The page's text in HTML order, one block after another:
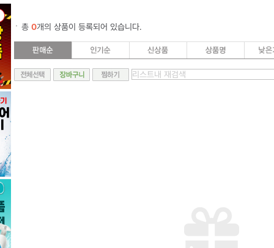
총 0개의 상품이 등록되어 있습니다.